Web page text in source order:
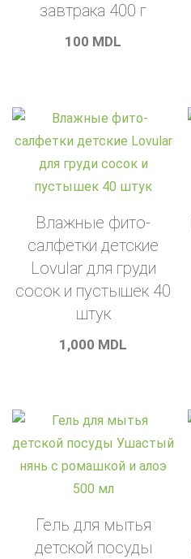
завтрака 400 г
100 MDL
Влажные фито-
салфетки детские
Lovular для груди
сосок и пустышек 40
штук
1,000 MDL
Гель для мытья
детской посуды